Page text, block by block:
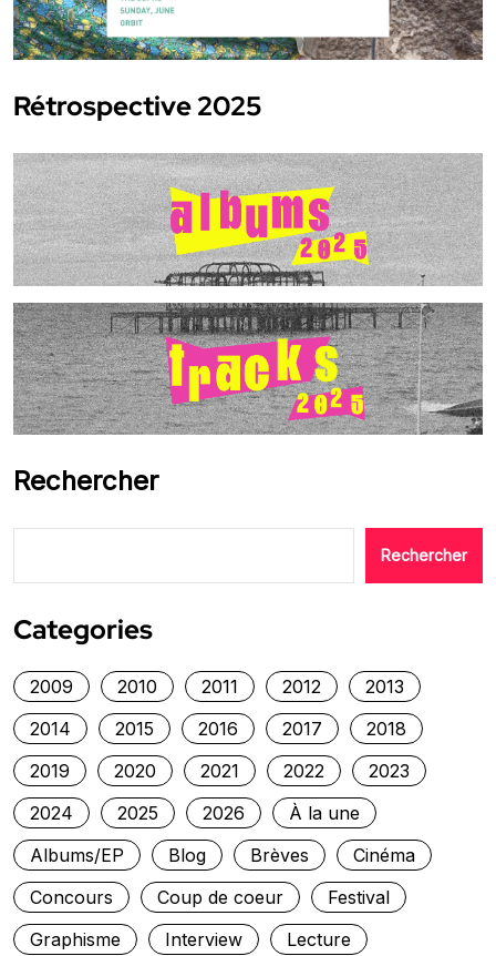
Rétrospective 2025
Rechercher
Rechercher
Categories
2009 2010 2011 2012
2013
2014
2015 2016 2017
2018
2019
2020 2021 2022
2023
2024
2025 2026
À la une
Albums/EP
Blog Brèves
Cinéma
Concours
Coup de coeur
Festival
Graphisme
Interview
Lecture